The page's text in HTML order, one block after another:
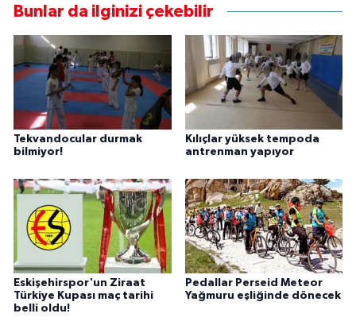
Bunlar da ilginizi çekebilir
Tekvandocular durmak
bilmiyor!
Kılıçlar yüksek tempoda
antrenman yapıyor
Eskişehirspor'un Ziraat
Türkiye Kupası maç tarihi
belli oldu!
Pedallar Perseid Meteor
Yağmuru eşliğinde dönecek